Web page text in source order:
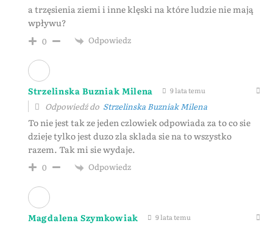
a trzęsienia ziemi i inne klęski na które ludzie nie mają
wpływu?
0 Odpowiedz
Strzelinska Buzniak Milena 9 lata temu
Odpowiedź do Strzelinska Buzniak Milena
To nie jest tak ze jeden czlowiek odpowiada za to co sie
dzieje tylko jest duzo zla sklada sie na to wszystko
razem. Tak mi sie wydaje.
0 Odpowiedz
Magdalena Szymkowiak 9 lata temu